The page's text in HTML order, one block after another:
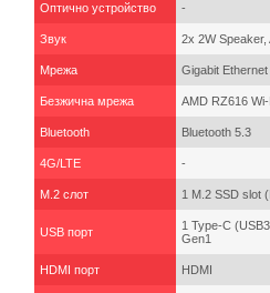
Оптично устройство -
Звук 2x 2W
Мрежа Gigabit
Безжична мрежа AMD RZ616
Bluetooth Bluetooth 5.3
4G/LTE -
M.2 слот 1 M.2 SSD slot
USB порт
1 Type-C
Gen1
HDMI порт HDMI